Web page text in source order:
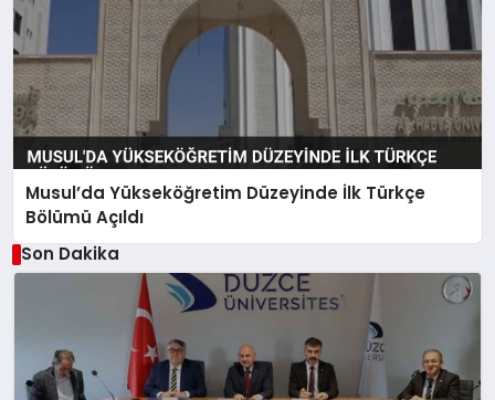
Musul’da Yükseköğretim Düzeyinde İlk Türkçe
Bölümü Açıldı
Son Dakika